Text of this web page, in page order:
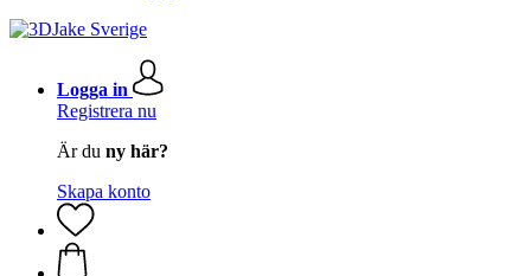
Logga in
Registrera nu
Är du ny här?
Skapa konto